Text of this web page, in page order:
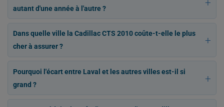
autant d'une année à l'autre ?
Dans quelle ville la Cadillac CTS 2010 coûte-t-elle le plus
cher à assurer ?
Pourquoi l'écart entre Laval et les autres villes est-il si
grand ?